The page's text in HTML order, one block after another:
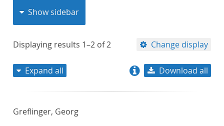
Show sidebar
Displaying results 1–2 of2 Change display
Expand all Download all
Greflinger, Georg